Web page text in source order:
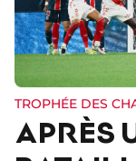
TROPHÉE DES
APRÈS